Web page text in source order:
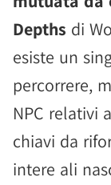
Depths di
esiste un
percorrere,
NPC relativi
chiavi da
intere ali